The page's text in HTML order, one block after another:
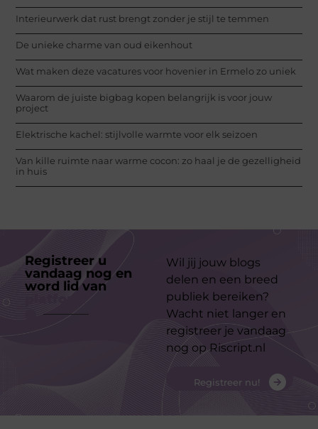
Interieurwerk dat rust brengt zonder je stijl te temmen
De unieke charme van oud eikenhout
Wat maken deze vacatures voor hovenier in Ermelo zo uniek
Waarom de juiste bigbag kopen belangrijk is voor jouw
project
Elektrische kachel: stijlvolle warmte voor elk seizoen
Van kille ruimte naar warme cocon: zo haal je de gezelligheid
in huis
Registreer u
vandaag nog en
word lid van
Wil jij jouw blogs
delen en een breed
publiek bereiken?
Wacht niet langer en
registreer je vandaag
nog op Riscript.nl
Registreer nu!